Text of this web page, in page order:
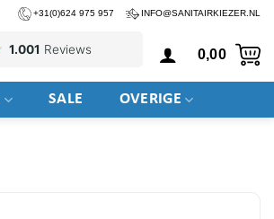
+31(0)624 975 957 INFO@SANITAIRKIEZER.NL
0,00
SALE OVERIGE